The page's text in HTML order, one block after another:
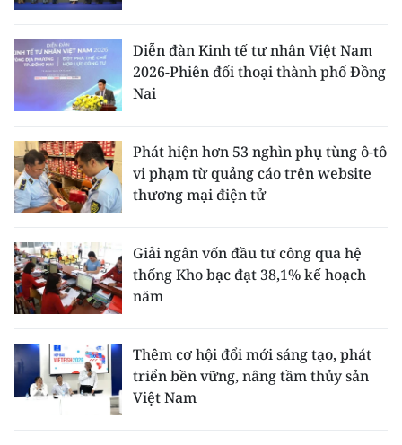
Diễn đàn Kinh tế tư nhân Việt Nam
2026-Phiên đối thoại thành phố Đồng
Nai
Phát hiện hơn 53 nghìn phụ tùng ô-tô
vi phạm từ quảng cáo trên website
thương mại điện tử
Giải ngân vốn đầu tư công qua hệ
thống Kho bạc đạt 38,1% kế hoạch
năm
Thêm cơ hội đổi mới sáng tạo, phát
triển bền vững, nâng tầm thủy sản
Việt Nam